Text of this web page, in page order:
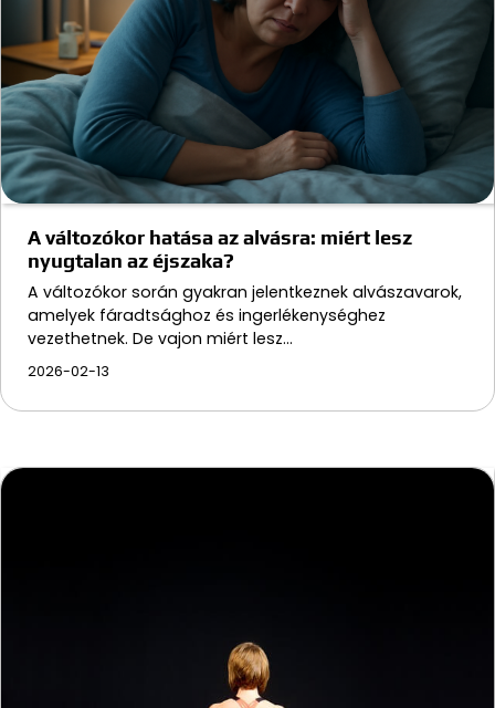
A változókor hatása az alvásra: miért lesz
nyugtalan az éjszaka?
A változókor során gyakran jelentkeznek alvászavarok,
amelyek fáradtsághoz és ingerlékenységhez
vezethetnek. De vajon miért lesz…
2026-02-13